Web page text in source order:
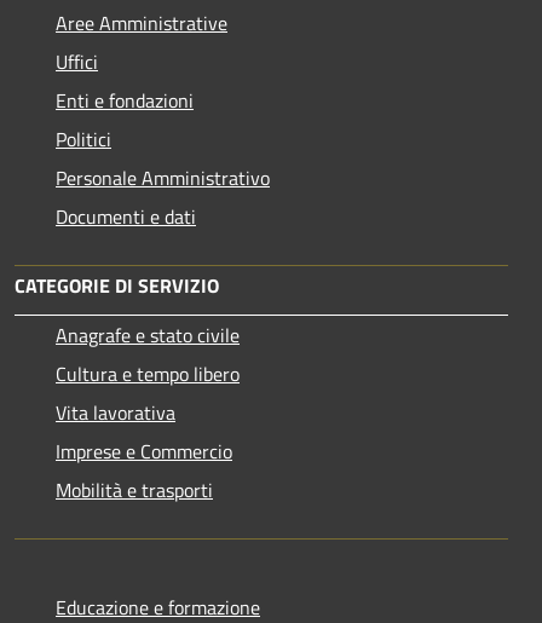
Aree Amministrative
Uffici
Enti e fondazioni
Politici
Personale Amministrativo
Documenti e dati
CATEGORIE DI SERVIZIO
Anagrafe e stato civile
Cultura e tempo libero
Vita lavorativa
Imprese e Commercio
Mobilità e trasporti
Educazione e formazione